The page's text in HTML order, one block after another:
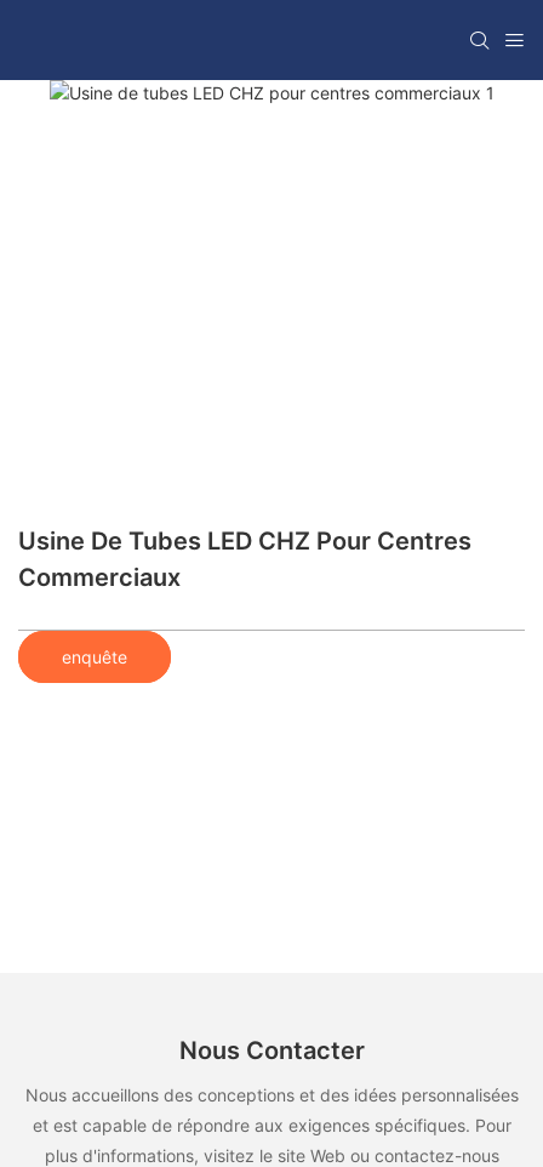
Usine De Tubes LED CHZ Pour Centres
Commerciaux
enquête
Nous Contacter
Nous accueillons des conceptions et des idées personnalisées
et est capable de répondre aux exigences spécifiques. Pour
plus d'informations, visitez le site Web ou contactez-nous